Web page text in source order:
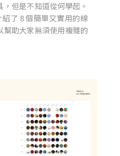
但是不知道從何學起。
了 8 個簡單又實用的線
幫助大家無須使用複雜的